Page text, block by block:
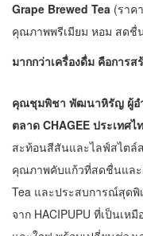
Grape Brewed Tea (ราค
คุณภาพพรีเมียม หอม สดชื่
มากกว่าเครื่องดื่ม คือการ
คุณชุมพิชา พัฒนาหิรัญ ผู้อ
ตลาด CHAGEE ประเทศไ
สะท้อนสีสันและไลฟ์สไตล์
คุณภาพคับแก้วที่สดชื่นและ
Tea และประสบการณ์สุดพิ
จาก HACIPUPU ที่เป็นเห